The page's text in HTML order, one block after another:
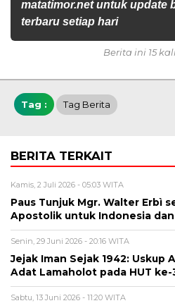
matatimor.net untuk update
terbaru setiap hari
Berita ini 15
Tag : Tag Berita
BERITA TERKAIT
Kamis, 2 Juli 2026 - 05:03 WITA
Paus Tunjuk Mgr. Walter Erbì
Apostolik untuk Indonesia dan
Senin, 29 Juni 2026 - 20:16 WITA
Jejak Iman Sejak 1942: Uskup
Adat Lamaholot pada HUT
Sabtu, 13 Juni 2026 - 11:20 WITA